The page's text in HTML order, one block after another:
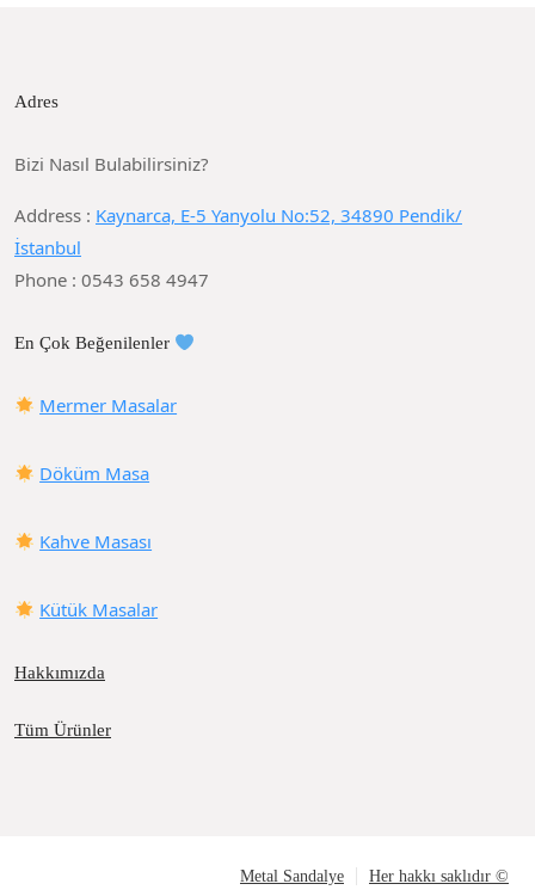
Adres
Bizi Nasıl Bulabilirsiniz?
Address : Kaynarca, E-5 Yanyolu No:52, 34890 Pendik/
İstanbul
Phone : 0543 658 4947
En Çok Beğenilenler
Mermer Masalar
Döküm Masa
Kahve Masası
Kütük Masalar
Hakkımızda
Tüm Ürünler
Metal Sandalye Her hakkı saklıdır ©